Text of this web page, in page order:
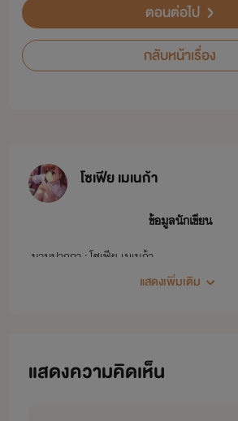
ตอนต่อไป
กลับหน้าเรื่อง
โซเฟีย เมเนก้า
ข้อมูลนักเขียน
นามปากกา : โซเฟีย เมเนก้า
แสดงเพิ่มเติม
แสดงความคิดเห็น